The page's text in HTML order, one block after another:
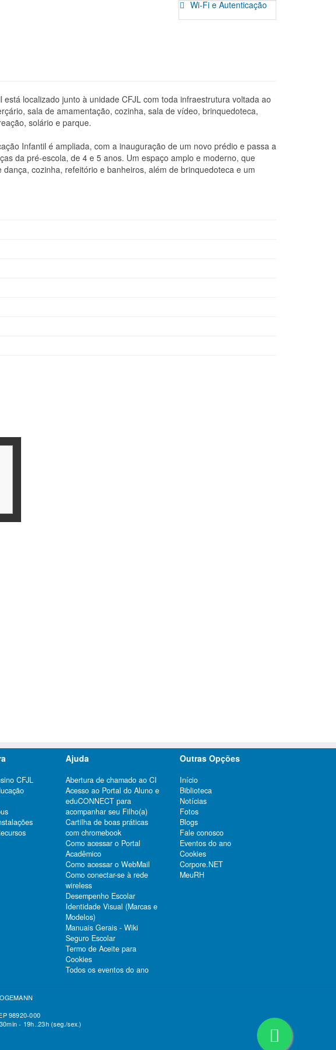
Wi-Fi e Autenticação
está localizado junto à unidade CFJL com toda infraestrutura voltada ao
sala de amamentação, cozinha, sala de vídeo, brinquedoteca,
solário e parque.
Infantil é ampliada, com a inauguração de um novo prédio e passa a
da pré-escola, de 4 e 5 anos. Um espaço amplo e moderno, que
cozinha, refeitório e banheiros, além de brinquedoteca e um
CFJL
Ajuda
Abertura de chamado ao CI
Acesso ao Portal do Aluno e
eduCONNECT para
acompanhar seu Filho(a)
Cartilha de boas práticas
com chromebook
Como acessar o Portal
Acadêmico
Como acessar o WebMail
Como conectar-se à rede
wireless
Desempenho Escolar
Identidade Visual (Marcas e
Modelos)
Manuais Gerais - Wiki
Seguro Escolar
Termo de Aceite para
Cookies
Todos os eventos do ano
Outras Opções
Início
Biblioteca
Notícias
Fotos
Blogs
Fale conosco
Eventos do ano
Cookies
Corpore.NET
MeuRH
98920-000
- 19h..23h (seg./sex.)